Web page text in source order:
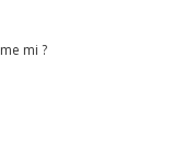
mi ?